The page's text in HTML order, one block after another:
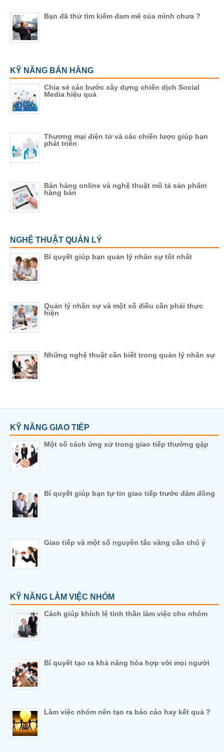
Bạn đã thử tìm kiếm đam mê của mình chưa ?
KỸ NĂNG BÁN HÀNG
Chia sẻ các bước xây dựng chiến dịch Social
Media hiệu quả
Thương mại điện tử và các chiến lược giúp bạn
phát triển
Bán hàng online và nghệ thuật mô tả sản phẩm
hàng bán
NGHỆ THUẬT QUẢN LÝ
Bí quyết giúp bạn quản lý nhân sự tốt nhất
Quản lý nhân sự và một số điều cần phải thực
hiện
Những nghệ thuật cần biết trong quản lý nhân sự
KỸ NĂNG GIAO TIẾP
Một số cách ứng xử trong giao tiếp thường gặp
Bí quyết giúp bạn tự tin giao tiếp trước đám đông
Giao tiếp và một số nguyên tắc vàng cần chú ý
KỸ NĂNG LÀM VIỆC NHÓM
Cách giúp khích lệ tinh thần làm việc cho nhóm
Bí quyết tạo ra khả năng hòa hợp với mọi người
Làm việc nhóm nên tạo ra báo cáo hay kết quả ?